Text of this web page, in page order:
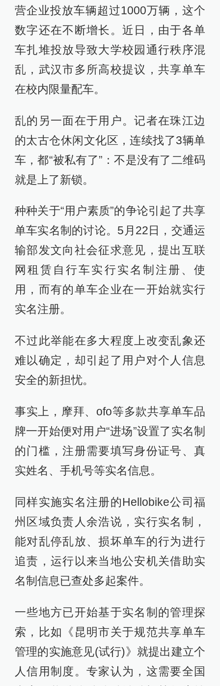
营企业投放车辆超过1000万辆，这个
数字还在不断增长。近日，由于各单
车扎堆投放导致大学校园通行秩序混
乱，武汉市多所高校提议，共享单车
在校内限量配车。
乱的另一面在于用户。记者在珠江边
的太古仓休闲文化区，连续找了3辆单
车，都“被私有了”：不是没有了二维码
就是上了新锁。
种种关于“用户素质”的争论引起了共享
单车实名制的讨论。5月22日，交通运
输部发文向社会征求意见，提出互联
网租赁自行车实行实名制注册、使
用，而有的单车企业在一开始就实行
实名注册。
不过此举能在多大程度上改变乱象还
难以确定，却引起了用户对个人信息
安全的新担忧。
事实上，摩拜、ofo等多款共享单车品
牌一开始便对用户“进场”设置了实名制
的门槛，注册需要填写身份证号、真
实姓名、手机号等实名信息。
同样实施实名注册的Hellobike公司福
州区域负责人余浩说，实行实名制，
能对乱停乱放、损坏单车的行为进行
追责，运行以来当地公安机关借助实
名制信息已查处多起案件。
一些地方已开始基于实名制的管理探
索，比如《昆明市关于规范共享单车
管理的实施意见(试行)》就提出建立个
人信用制度。专家认为，这需要全国